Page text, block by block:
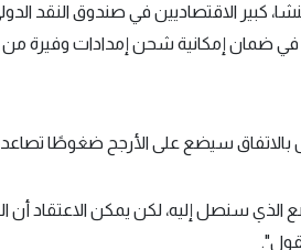
كبير الاقتصاديين في صندوق النقد
في ضمان إمكانية شحن إمدادات وفيرة
سيضع على الأرجح ضغوطًا